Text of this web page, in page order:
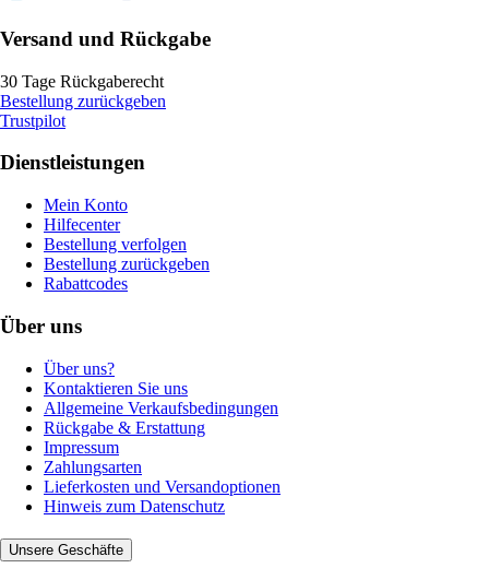
Versand und Rückgabe
30 Tage Rückgaberecht
Bestellung zurückgeben
Trustpilot
Dienstleistungen
Mein Konto
Hilfecenter
Bestellung verfolgen
Bestellung zurückgeben
Rabattcodes
Über uns
Über uns?
Kontaktieren Sie uns
Allgemeine Verkaufsbedingungen
Rückgabe & Erstattung
Impressum
Zahlungsarten
Lieferkosten und Versandoptionen
Hinweis zum Datenschutz
Unsere Geschäfte